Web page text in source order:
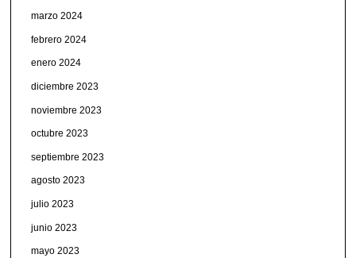
marzo 2024
febrero 2024
enero 2024
diciembre 2023
noviembre 2023
octubre 2023
septiembre 2023
agosto 2023
julio 2023
junio 2023
mayo 2023